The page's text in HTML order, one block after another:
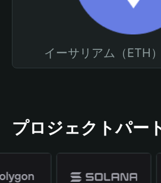
イーサリアム（ETH
プロジェクトパー